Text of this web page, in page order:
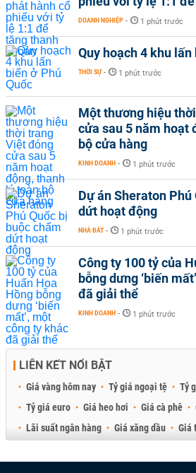
DOANH NGHIỆP - 1 phút trước
Quy hoạch 4 khu lấn
THỜI SỰ - 1 phút trước
Một thương hiệu
cửa sau 5 năm hoạt
bộ cửa hàng
KINH DOANH - 1 phút trước
Dự án Sheraton
dứt hoạt động
NHÀ ĐẤT - 1 phút trước
Công ty 100 tỷ của
bỗng dưng ‘biến
đã giải thể
KINH DOANH - 1 phút trước
LIÊN KẾT NỔI BẬT
Giá vàng hôm nay Tỷ giá ngoại tệ Tỷ
Tỷ giá euro
Giá heo hơi Giá cà phê
Lãi suất ngân hàng
Giá xăng dầu
Giá